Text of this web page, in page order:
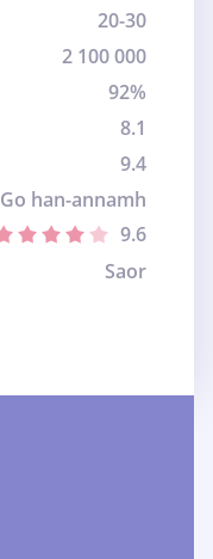
20-30
2 100 000
92%
8.1
9.4
Go han-annamh
9.6
Saor